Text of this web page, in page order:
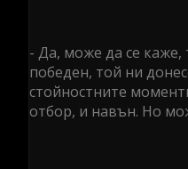
- Да, може да се
победен, той ни
стойностните
отбор, и навън. Но